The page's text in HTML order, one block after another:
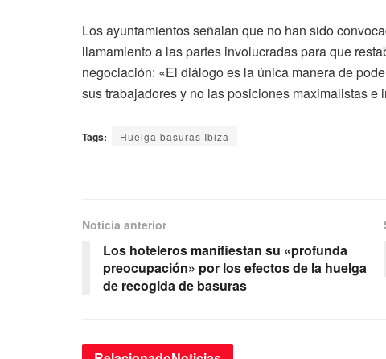
Los ayuntamientos señalan que no han sido
llamamiento a las partes involucradas para que
negociación: «El diálogo es la única manera de
sus trabajadores y no las posiciones maximalistas
Tags: Huelga basuras Ibiza
Noticia anterior
Los hoteleros manifiestan su «profunda
preocupación» por los efectos de la huelga
de recogida de basuras